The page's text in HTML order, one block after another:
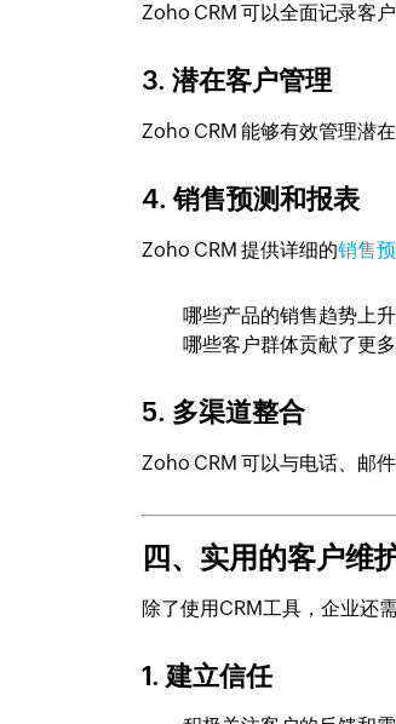
Zoho CRM 可以全面记录客
3. 潜在客户管理
Zoho CRM 能够有效管理潜
4. 销售预测和报表
Zoho CRM 提供详细的销售
哪些产品的销售趋势上升
哪些客户群体贡献了更
5. 多渠道整合
Zoho CRM 可以与电话、邮
四、实用的客户维
除了使用CRM工具，企业还
1. 建立信任